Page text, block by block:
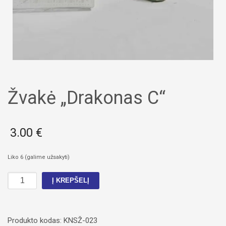
Žvakė „Drakonas C“
3.00 €
Liko 6 (galime užsakyti)
produkto
kiekis:
„Drakonas
Į KREPŠELĮ
Produkto kodas: KNSŽ-023